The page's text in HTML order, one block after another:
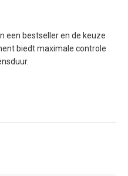
een bestseller en de keuze
biedt maximale controle